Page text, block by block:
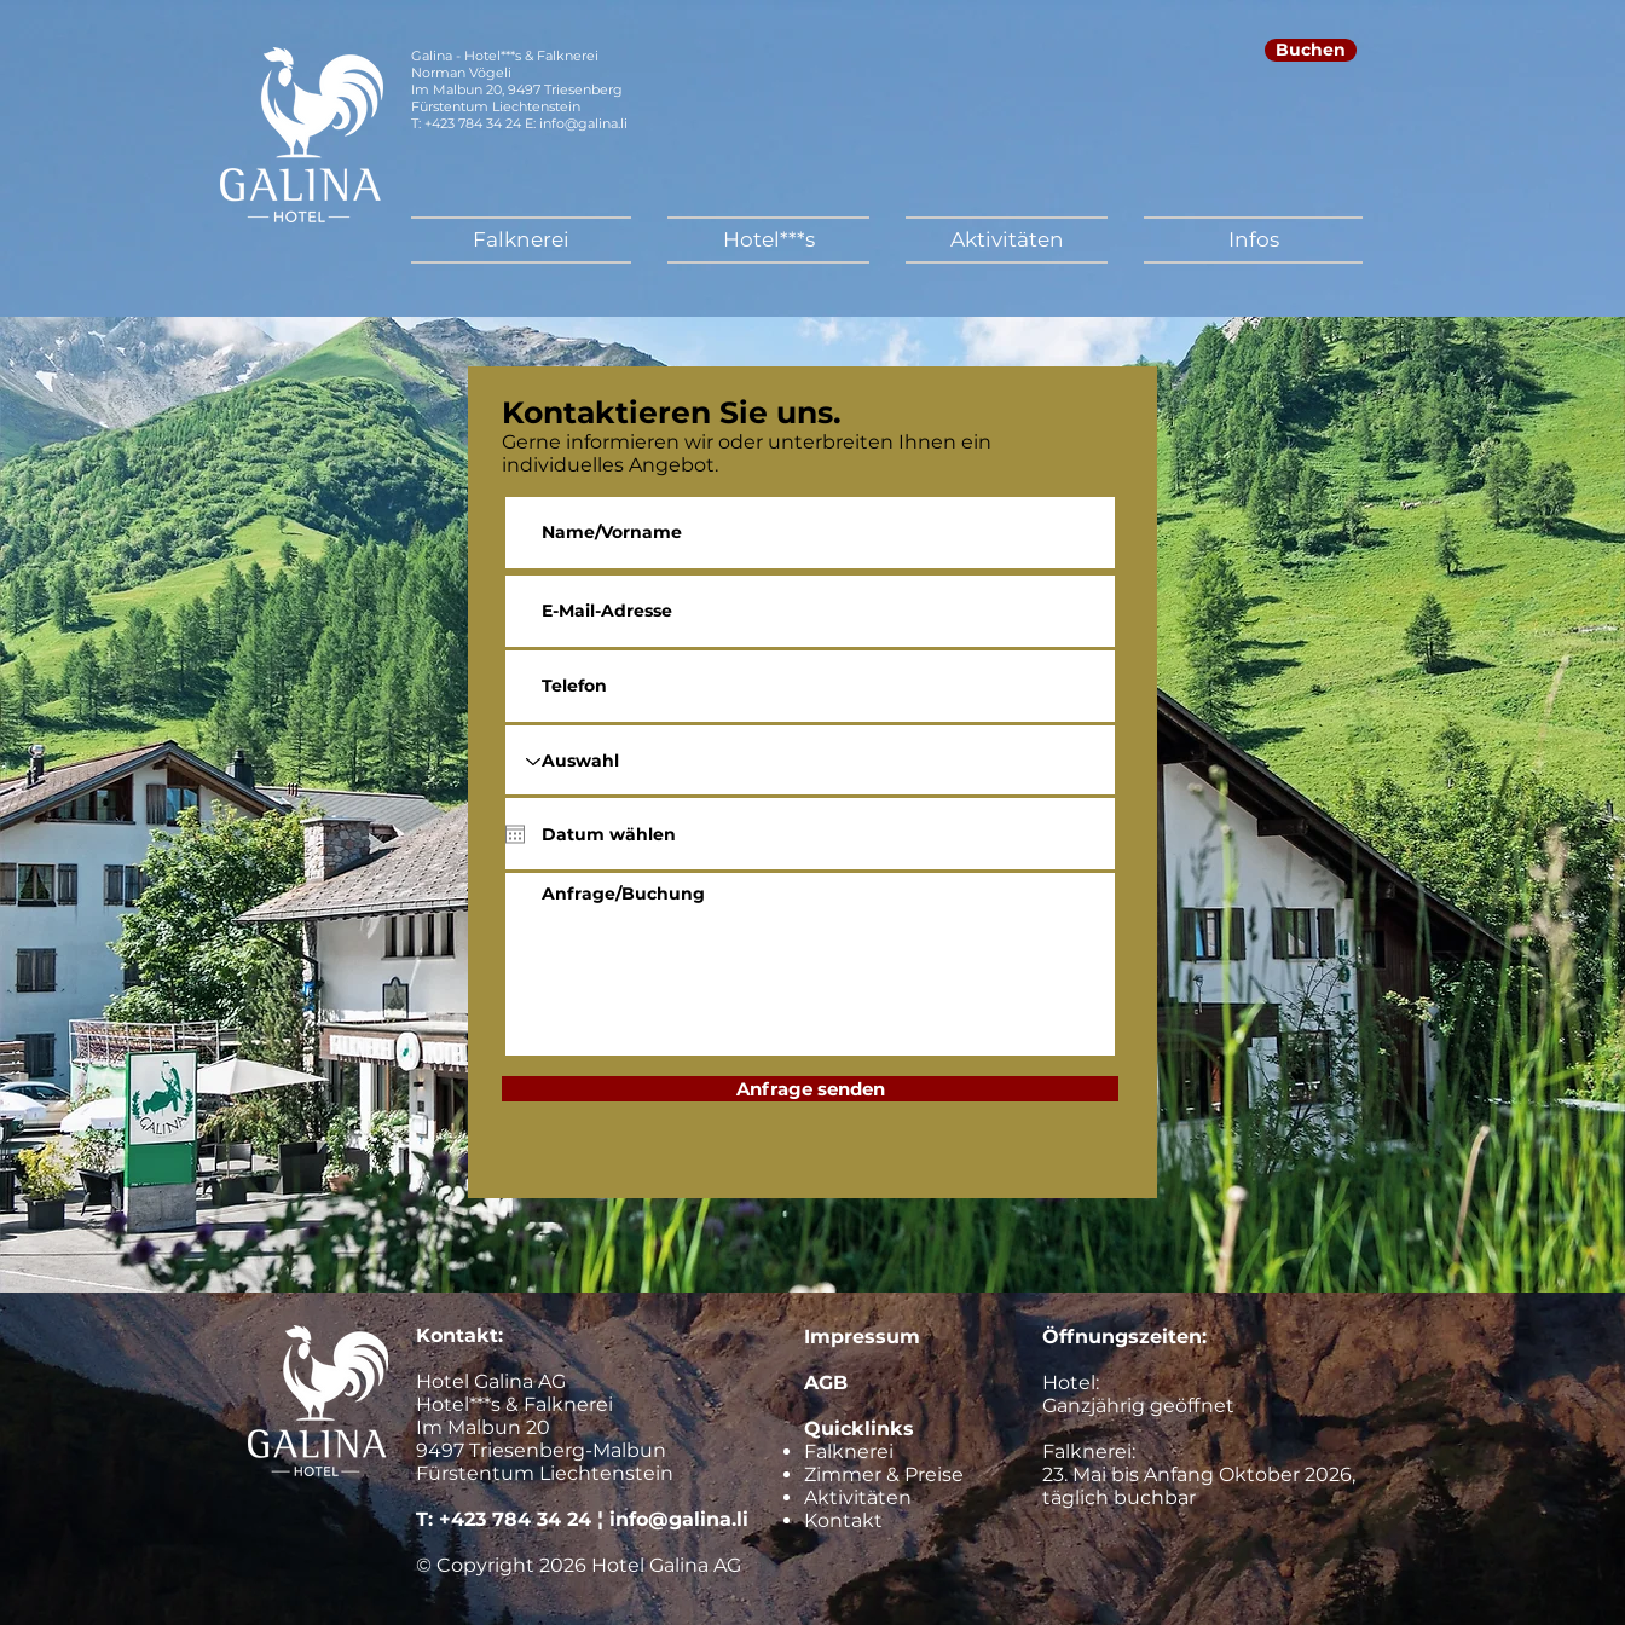
Galina - Hotel***s & Falknerei
Norman Vögeli
Im Malbun 20, 9497 Triesenberg
Fürstentum Liechtenstein
T: +423 784 34 24 E: info@galina.li
Buchen
Falknerei Hotel***s Aktivitäten Infos
Kontaktieren Sie uns.
Gerne informieren wir oder unterbreiten Ihnen ein
individuelles Angebot.
Anfrage senden
Kontakt:
Hotel Galina AG
Hotel***s & Falknerei
Im Malbun 20
9497 Triesenberg-Malbun
Fürstentum Liechtenstein
T: +423 784 34 24 ¦info@galina.li
© Copyright 2026 Hotel Galina AG
Impressum
AGB
Quicklinks
Falknerei
Zimmer & Preise
Aktivitäten
Kontakt
Öffnungszeiten:
Hotel:
Ganzjährig geöffnet
Falknerei:
23. Mai bis Anfang Oktober 2026,
täglich buchbar